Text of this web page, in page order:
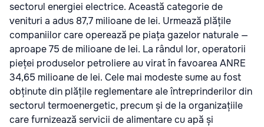
sectorul energiei electrice. Această categorie de
venituri a adus 87,7 milioane de lei. Urmează plățile
companiilor care operează pe piața gazelor naturale —
aproape 75 de milioane de lei. La rândul lor, operatorii
pieței produselor petroliere au virat în favoarea ANRE
34,65 milioane de lei. Cele mai modeste sume au fost
obținute din plățile reglementare ale întreprinderilor din
sectorul termoenergetic, precum și de la organizațiile
care furnizează servicii de alimentare cu apă și